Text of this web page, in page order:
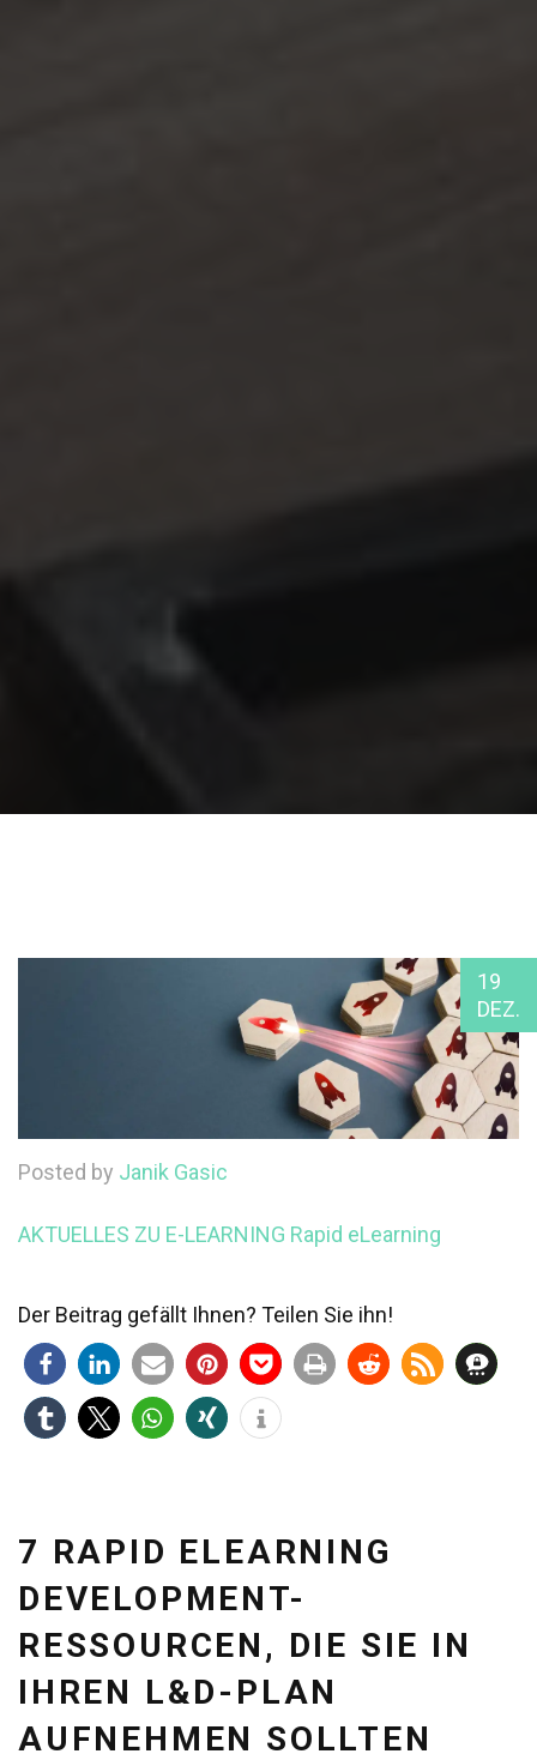
19
DEZ.
Posted by Janik Gasic
AKTUELLES ZU E-LEARNING Rapid eLearning
Der Beitrag gefällt Ihnen? Teilen Sie ihn!
7 RAPID ELEARNING
DEVELOPMENT-
RESSOURCEN, DIE SIE IN
IHREN L&D-PLAN
AUFNEHMEN SOLLTEN